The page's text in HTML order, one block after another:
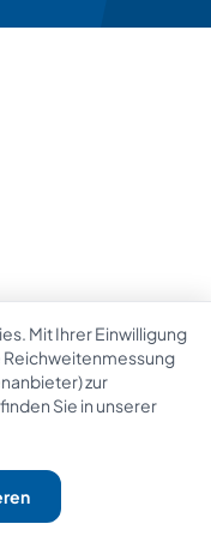
Mit Ihrer Einwilligung
Reichweitenmessung
zur
Sie in unserer